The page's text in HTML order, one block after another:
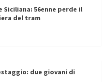
Siciliana: 56enne perde il
del tram
due giovani di